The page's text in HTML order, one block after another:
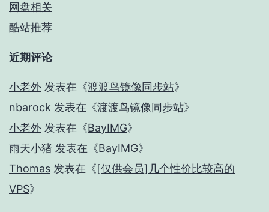
网盘相关
酷站推荐
近期评论
小老外 发表在《渡渡鸟镜像同步站》
nbarock 发表在《渡渡鸟镜像同步站》
小老外 发表在《BayIMG》
雨天小猪 发表在《BayIMG》
Thomas 发表在《[仅供会员]几个性价比较高的
VPS》